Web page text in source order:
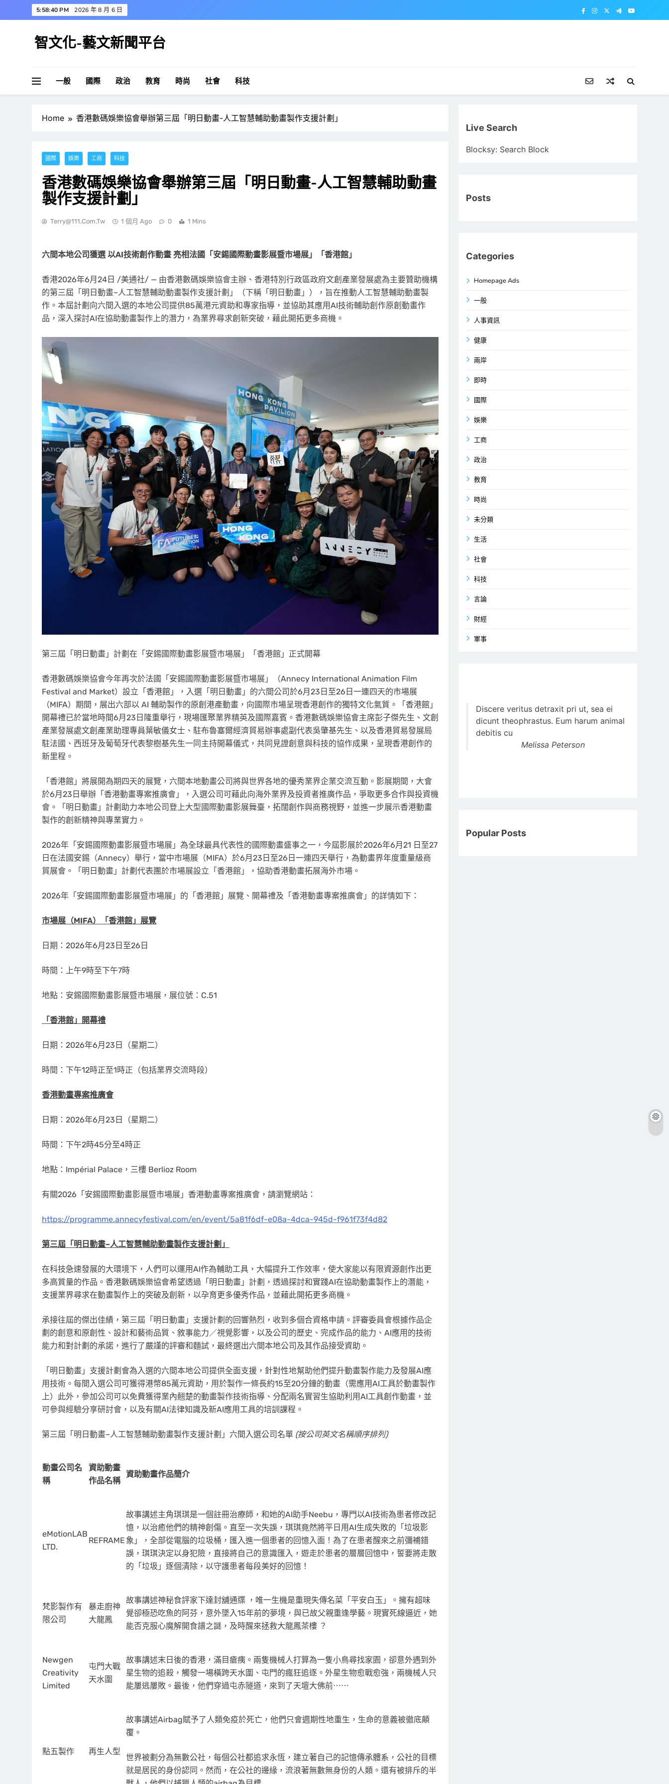
to
5:58:41 PM 2026 年 8 月 6 日
智文化-藝文新聞平台
一般 國際 政治 教育 時尚 社會 科技
Home 香港數碼娛樂協會舉辦第三屆「明日動畫-人工智慧輔助動畫製作支援計劃」
國際 娛樂 工商 科技
香港數碼娛樂協會舉辦第三屆「明日動畫-人工智慧輔助動畫
製作支援計劃」
Terry@111.com.tw 1 個月 Ago 0 1 Mins
六間本地公司獲選 以AI技術創作動畫 亮相法國「安錫國際動畫影展暨市場展」「香港館」
香港2026年6月24日 /美通社/ — 由香港數碼娛樂協會主辦、香港特別行政區政府文創產業發展處為主要贊助機構
的第三屆「明日動畫–人工智慧輔助動畫製作支援計劃」（下稱「明日動畫」），旨在推動人工智慧輔助動畫製
作。本屆計劃向六間入選的本地公司提供85萬港元資助和專家指導，並協助其應用AI技術輔助創作原創動畫作
品，深入探討AI在協助動畫製作上的潛力，為業界尋求創新突破，藉此開拓更多商機。
第三屆「明日動畫」計劃在「安錫國際動畫影展暨市場展」「香港館」正式開幕
香港數碼娛樂協會今年再次於法國「安錫國際動畫影展暨市場展」（Annecy International Animation Film
Festival and Market）設立「香港館」，入選「明日動畫」的六間公司於6月23日至26日一連四天的市場展
（MIFA）期間，展出六部以 AI 輔助製作的原創港產動畫，向國際市場呈現香港創作的獨特文化氣質。「香港館」
開幕禮已於當地時間6月23日隆重舉行，現場匯聚業界精英及國際嘉賓。香港數碼娛樂協會主席彭子傑先生、文創
產業發展處文創產業助理專員葉敏儀女士、駐布魯塞爾經濟貿易辦事處副代表吳肇基先生、以及香港貿易發展局
駐法國、西班牙及葡萄牙代表黎樹基先生一同主持開幕儀式，共同見證創意與科技的協作成果，呈現香港創作的
新里程。
「香港館」將展開為期四天的展覽，六間本地動畫公司將與世界各地的優秀業界企業交流互動。影展期間，大會
於6月23日舉辦「香港動畫專案推廣會」，入選公司可藉此向海外業界及投資者推廣作品，爭取更多合作與投資機
會。「明日動畫」計劃助力本地公司登上大型國際動畫影展舞臺，拓闊創作與商務視野，並進一步展示香港動畫
製作的創新精神與專業實力。
2026年「安錫國際動畫影展暨市場展」為全球最具代表性的國際動畫盛事之一，今屆影展於2026年6月21 日至27
日在法國安錫（Annecy）舉行，當中市場展（MIFA）於6月23日至26日一連四天舉行，為動畫界年度重量級商
貿展會。「明日動畫」計劃代表團於市場展設立「香港館」，協助香港動畫拓展海外市場。
2026年「安錫國際動畫影展暨市場展」的「香港館」展覽、開幕禮及「香港動畫專案推廣會」的詳情如下：
市場展（MIFA）「香港館」展覽
日期：2026年6月23日至26日
時間：上午9時至下午7時
地點：安錫國際動畫影展暨市場展，展位號：C.51
「香港館」開幕禮
日期：2026年6月23日（星期二）
時間：下午12時正至1時正（包括業界交流時段）
香港動畫專案推廣會
日期：2026年6月23日（星期二）
時間：下午2時45分至4時正
地點：Impérial Palace，三樓 Berlioz Room
有關2026「安錫國際動畫影展暨市場展」香港動畫專案推廣會，請瀏覽網站：
https://programme.annecyfestival.com/en/event/5a81f6df-e08a-4dca-945d-f961f73f4d82
第三屆「明日動畫–人工智慧輔助動畫製作支援計劃」
在科技急速發展的大環境下，人們可以運用AI作為輔助工具，大幅提升工作效率，使大家能以有限資源創作出更
多高質量的作品。香港數碼娛樂協會希望透過「明日動畫」計劃，透過探討和實踐AI在協助動畫製作上的潛能，
支援業界尋求在動畫製作上的突破及創新，以孕育更多優秀作品，並藉此開拓更多商機。
承接往屆的傑出佳績，第三屆「明日動畫」支援計劃的回響熱烈，收到多個合資格申請。評審委員會根據作品企
劃的創意和原創性、設計和藝術品質、敘事能力／視覺影響，以及公司的歷史、完成作品的能力、AI應用的技術
能力和對計劃的承諾，進行了嚴謹的評審和麵試，最終選出六間本地公司及其作品接受資助。
「明日動畫」支援計劃會為入選的六間本地公司提供全面支援，針對性地幫助他們提升動畫製作能力及發展AI應
用技術。每間入選公司可獲得港幣85萬元資助，用於製作一條長約15至20分鐘的動畫（需應用AI工具於動畫製作
上）此外，參加公司可以免費獲得業內翹楚的動畫製作技術指導、分配兩名實習生協助利用AI工具創作動畫，並
可參與經驗分享研討會，以及有關AI法律知識及新AI應用工具的培訓課程。
第三屆「明日動畫–人工智慧輔助動畫製作支援計劃」六間入選公司名單 (按公司英文名稱順序排列)
動畫公司名
稱
資助動畫
作品名稱
資助動畫作品簡介
eMotionLAB
LTD.
REFRAME
故事講述主角琪琪是一個註冊治療師，和她的AI助手Neebu，專門以AI技術為患者修改記
憶，以治癒他們的精神創傷。直至一次失誤，琪琪竟然將平日用AI生成失敗的「垃圾影
象」，全部從電腦的垃圾桶，匯入進一個患者的回憶入面！為了在患者醒來之前彌補錯
誤，琪琪決定以身犯險，直接將自己的意識匯入，遊走於患者的層層回憶中，誓要將走散
的「垃圾」逐個清除，以守護患者每段美好的回憶！
梵影製作有
限公司
暴走廚神
大龍鳳
故事講述神秘食評家下達封舖通牒 ，唯一生機是重現失傳名菜「平安白玉」。擁有超味
覺卻極恐吃魚的阿芬，意外墜入15年前的夢境，與已故父親重逢學藝。現實死線逼近，她
能否克服心魔解開食譜之謎，及時醒來拯救大龍鳳茶樓 ？
Newgen
Creativity
Limited
屯門大戰
天水圍
故事講述末日後的香港，滿目瘡痍。兩隻機械人打算為一隻小鳥尋找家園，卻意外遇到外
星生物的追殺，觸發一場橫跨天水圍、屯門的瘋狂追逐。外星生物愈戰愈強，兩機械人只
能屢逃屢敗。最後，他們穿過屯赤隧道，來到了天壇大佛前⋯⋯
點五製作 再生人型
故事講述Airbag賦予了人類免疫於死亡，他們只會週期性地重生，生命的意義被徹底顛
覆。
世界被劃分為無數公社，每個公社都追求永恆，建立著自己的記憶傳承體系，公社的目標
就是居民的身份認同。然而，在公社的邊緣，流浪著無數無身份的人類。還有被排斥的半
Live Search
Blocksy: Search Block
Posts
Categories
Homepage Ads
一般
人事資訊
健康
兩岸
即時
國際
娛樂
工商
政治
教育
時尚
未分類
生活
社會
科技
言論
財經
軍事
Discere veritus detraxit pri ut, sea ei
dicunt theophrastus. Eum harum animal
debitis cu
Melissa Peterson
Popular Posts